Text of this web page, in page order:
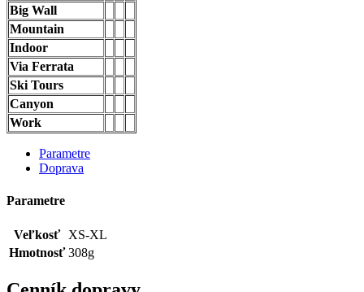
Big Wall
Mountain
Indoor
Via Ferrata
Ski Tours
Canyon
Work
Parametre
Doprava
Parametre
Veľkosť
XS-XL
Hmotnosť 308g